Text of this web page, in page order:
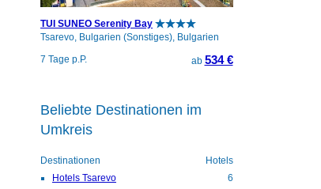
TUI SUNEO Serenity Bay
Tsarevo, Bulgarien (Sonstiges), Bulgarien
7 Tage p.P.
ab 534 €
Beliebte Destinationen im
Umkreis
Destinationen
Hotels
Hotels Tsarevo
6